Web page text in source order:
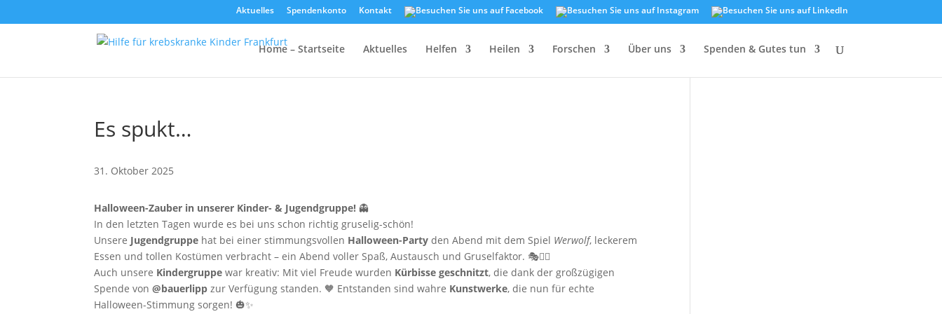
Aktuelles Spendenkonto Kontakt
Home – Startseite Aktuelles Helfen Heilen Forschen Über uns Spenden & Gutes tun
Es spukt…
31. Oktober 2025
Halloween-Zauber in unserer Kinder- & Jugendgruppe! 👻
In den letzten Tagen wurde es bei uns schon richtig gruselig-schön!
Unsere Jugendgruppe hat bei einer stimmungsvollen Halloween-Party den Abend mit dem Spiel Werwolf, leckerem
Essen und tollen Kostümen verbracht – ein Abend voller Spaß, Austausch und Gruselfaktor. 🎭🧛‍♂️
Auch unsere Kindergruppe war kreativ: Mit viel Freude wurden Kürbisse geschnitzt, die dank der großzügigen
Spende von@bauerlipp zur Verfügung standen. 🧡 Entstanden sind wahre Kunstwerke, die nun für echte
Halloween-Stimmung sorgen! 🎃✨